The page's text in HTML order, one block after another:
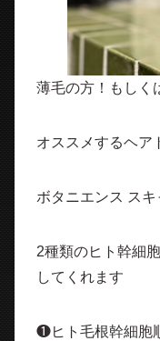
薄毛の方！もしく
オススメするヘア
ボタニエンス ス
2種類のヒト幹細
してくれます
❶ヒト毛根幹細胞